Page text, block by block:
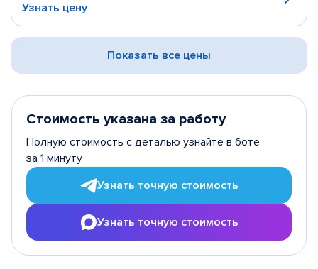
Узнать цену
Показать все цены
Стоимость указана за работу
Полную стоимость с деталью узнайте в боте
за 1 минуту
Узнать точную стоимость
Узнать точную стоимость